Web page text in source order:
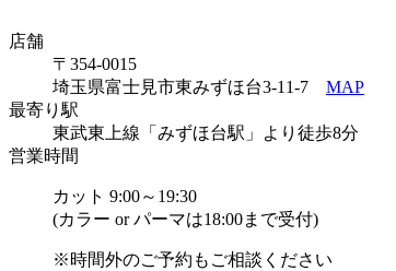
店舗
〒354-0015
埼玉県富士見市東みずほ台3-11-7 MAP
最寄り駅
東武東上線「みずほ台駅」より徒歩8分
営業時間
カット 9:00～19:30
(カラー or パーマは18:00まで受付)
※時間外のご予約もご相談ください